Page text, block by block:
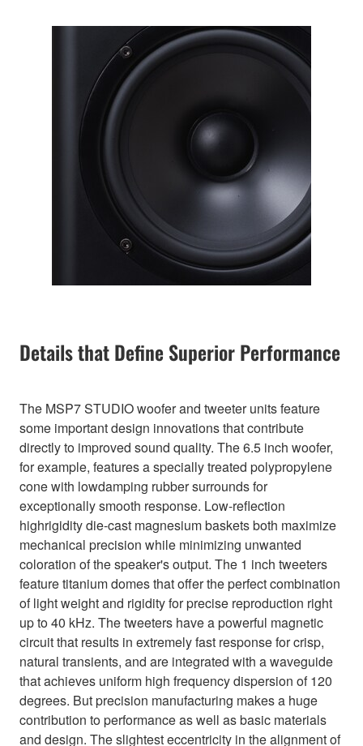
Details that Define Superior Performance
The MSP7 STUDIO woofer and tweeter units feature
some important design innovations that contribute
directly to improved sound quality. The 6.5 inch woofer,
for example, features a specially treated polypropylene
cone with lowdamping rubber surrounds for
exceptionally smooth response. Low-reflection
highrigidity die-cast magnesium baskets both maximize
mechanical precision while minimizing unwanted
coloration of the speaker's output. The 1 inch tweeters
feature titanium domes that offer the perfect combination
of light weight and rigidity for precise reproduction right
up to 40 kHz. The tweeters have a powerful magnetic
circuit that results in extremely fast response for crisp,
natural transients, and are integrated with a waveguide
that achieves uniform high frequency dispersion of 120
degrees. But precision manufacturing makes a huge
contribution to performance as well as basic materials
and design. The slightest eccentricity in the alignment of